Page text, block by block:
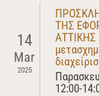
14
Mar
2025
ΤΗΣ
ΑΤΤΙΚΗΣ
12:00-